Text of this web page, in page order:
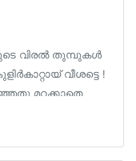
വിരൽ തുമ്പുകൾ
വീശട്ടെ !
മറക്കാതെ